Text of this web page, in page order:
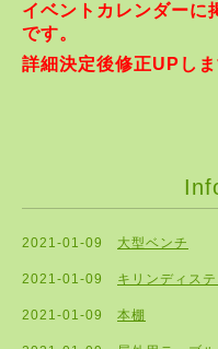
イベント カレンダーに
です。
詳細決定後修正UPしま
2021-01-09 大型ベンチ
2021-01-09 キリンディス
2021-01-09 本棚